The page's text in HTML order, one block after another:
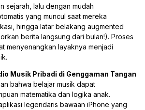
sejarah, lalu dengan mudah
yang muncul saat mereka
hingga latar belakang augmented
berita langsung dari bulan!). Proses
menyenangkan layaknya menjadi
Musik Pribadi di Genggaman Tangan
bahwa belajar musik dapat
matematika dan logika anak.
legendaris bawaan iPhone yang